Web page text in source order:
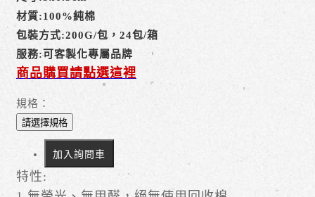
材質:100%純棉
包裝方式:200G/包，24包/箱
服務:可客製化專屬品牌
商品購買請點選這裡
規格：
請選擇規格
加入詢問車
特性: